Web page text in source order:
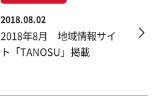
2018.08.02
2018年8月 地域情報サイ
ト「TANOSU」掲載